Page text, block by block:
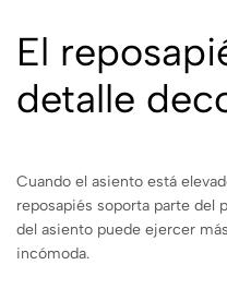
El
detalle
Cuando el asiento está
reposapiés soporta parte del
del asiento puede ejercer
incómoda.